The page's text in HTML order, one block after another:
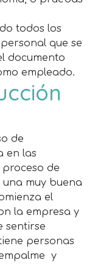
todos los
que se
documento
empleado.
de
en las
de
muy buena
el
la empresa y
sentirse
personas
y